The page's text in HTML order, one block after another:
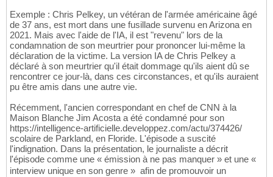
Exemple : Chris Pelkey, un vétéran de l'armée américaine âgé
de 37 ans, est mort dans une fusillade survenu en Arizona en
2021. Mais avec l'aide de l'IA, il est "revenu" lors de la
condamnation de son meurtrier pour prononcer lui-même la
déclaration de la victime. La version IA de Chris Pelkey a
déclaré à son meurtrier qu'il était dommage qu'ils aient dû se
rencontrer ce jour-là, dans ces circonstances, et qu'ils auraient
pu être amis dans une autre vie.
Récemment, l'ancien correspondant en chef de CNN à la
Maison Blanche Jim Acosta a été condamné pour son
https://intelligence-artificielle.developpez.com/actu/374426/
scolaire de Parkland, en Floride. L'épisode a suscité
l'indignation. Dans la présentation, le journaliste a décrit
l'épisode comme une « émission à ne pas manquer » et une «
interview unique en son genre »  afin de promouvoir un